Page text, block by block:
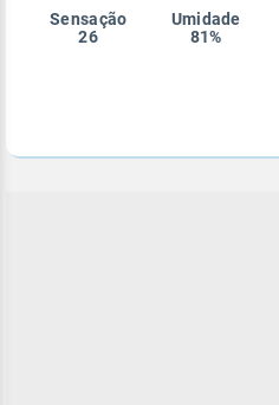
Sensação
26
Umidade
81%
Enviar
Enviar
Enviar
Enviar
Enviar